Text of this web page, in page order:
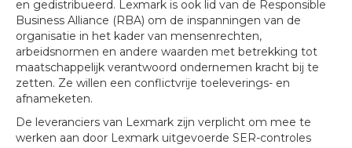
en gedistribueerd. Lexmark is ook lid van de Responsible
Business Alliance (RBA) om de inspanningen van de
organisatie in het kader van mensenrechten,
arbeidsnormen en andere waarden met betrekking tot
maatschappelijk verantwoord ondernemen kracht bij te
zetten. Ze willen een conflictvrije toeleverings- en
afnameketen.
De leveranciers van Lexmark zijn verplicht om mee te
werken aan door Lexmark uitgevoerde SER-controles